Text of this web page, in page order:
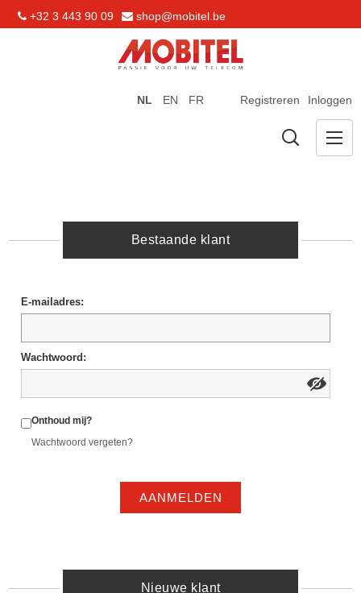
+32 3 443 90 09 shop@mobitel.be
Registreren Inloggen
NL EN FR
Bestaande klant
E-mailadres:
Wachtwoord:
Onthoud mij?
Wachtwoord vergeten?
AANMELDEN
Nieuwe klant